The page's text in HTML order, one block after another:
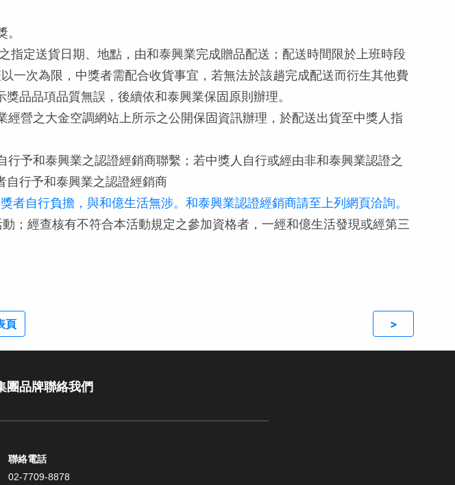
定送貨日期、地點，由和泰興業完成贈品配送；配送時間限於上班時段
一次為限，中獎者需配合收貨事宜，若無法於該趟完成配送而衍生其他費
品品項品質無誤，後續依和泰興業保固原則辦理。
營之大金空調網站上所示之公開保固資訊辦理，於配送出貨至中獎人指
予和泰興業之認證經銷商聯繫；若中獎人自行或經由非和泰興業認證之
自行予和泰興業之認證經銷商
自行負擔，與和億生活無涉。和泰興業認證經銷商請至上列網頁洽詢。
；經查核有不符合本活動規定之參加資格者，一經和億生活發現或經第三
頁 >
團品牌聯絡我們
聯絡電話
02-7709-8878